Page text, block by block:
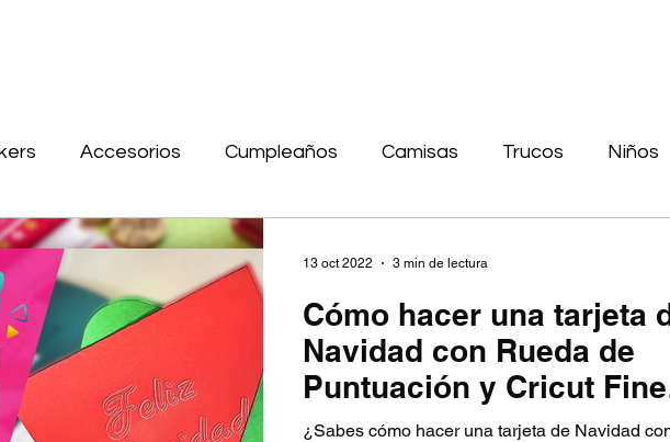
Accesorios Cumpleaños Camisas Trucos Niños
Tarjetas Navidad
Sublimación
Cómo hacer una tarjeta
Navidad con Rueda de
Puntuación y Cricut Fine
Debossing Tip
¿Sabes cómo hacer una tarjeta de Navidad
13 oct 2022 3 min de lectura